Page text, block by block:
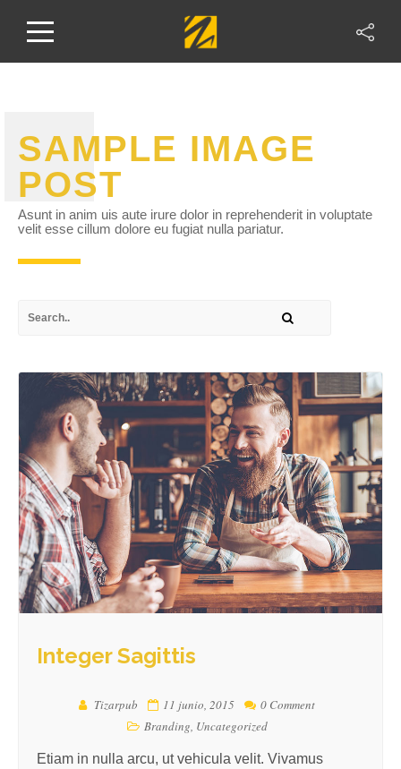
SAMPLE IMAGE
POST
Asunt in anim uis aute irure dolor in reprehenderit in voluptate
velit esse cillum dolore eu fugiat nulla pariatur.
Integer Sagittis
Tizarpub 11 junio, 2015
0 Comment
Branding, Uncategorized
Etiam in nulla arcu, ut vehicula velit. Vivamus